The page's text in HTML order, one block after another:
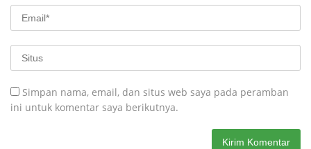
Simpan nama, email, dan situs web saya pada peramban
ini untuk komentar saya berikutnya.